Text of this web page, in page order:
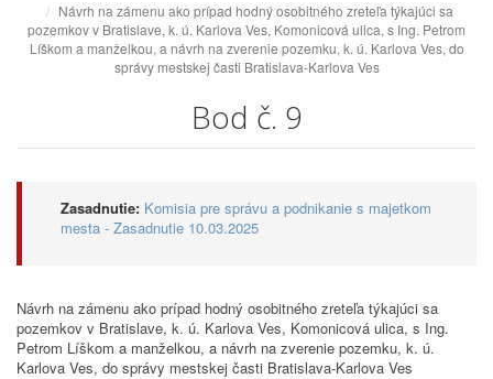
Návrh na zámenu ako prípad hodný osobitného zreteľa týkajúci sa
pozemkov v Bratislave, k. ú. Karlova Ves, Komonicová ulica, s Ing. Petrom
Líškom a manželkou, a návrh na zverenie pozemku, k. ú. Karlova Ves, do
správy mestskej časti Bratislava-Karlova Ves
Bod č. 9
Zasadnutie: Komisia pre správu a podnikanie s majetkom
mesta - Zasadnutie 10.03.2025
Návrh na zámenu ako prípad hodný osobitného zreteľa týkajúci sa
pozemkov v Bratislave, k. ú. Karlova Ves, Komonicová ulica, s Ing.
Petrom Líškom a manželkou, a návrh na zverenie pozemku, k. ú.
Karlova Ves, do správy mestskej časti Bratislava-Karlova Ves